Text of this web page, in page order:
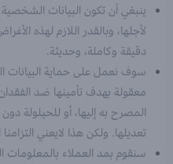
ينبغي أن تكون البيانات
لأجلها، وبالقدر اللازم لهذه
دقيقة وكاملة، وحديثة.
سوف نعمل على حماية البيانات
معقولة بهدف تأمينها ضد
المصرح به إليها، أو للحيلولة
تعديلها. ولكن هذا لايعني
سنقوم بمد العملاء بالمعلومات